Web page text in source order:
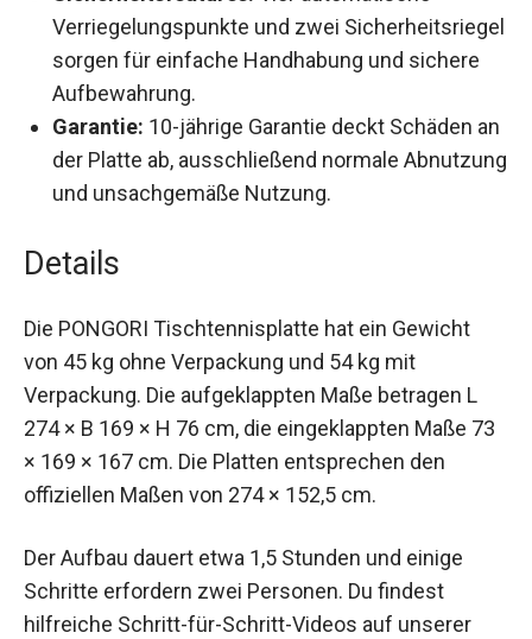
Verriegelungspunkte und zwei
Sicherheitsriegel sorgen für einfache
Handhabung und sichere Aufbewahrung.
Garantie:10-jährige Garantie deckt Schäden
an der Platte ab, ausschließend normale
Abnutzung und unsachgemäße Nutzung.
Details
von 45 kg ohne Verpackung und 54 kg mit
Verpackung. Die aufgeklappten Maße betragen L
274 × B 169 × H 76 cm, die eingeklappten Maße
73 × 169 × 167 cm. Die Platten entsprechen den
offiziellen Maßen von 274 × 152,5 cm.
Schritte erfordern zwei Personen. Du findest
hilfreiche Schritt-für-Schritt-Videos auf unserer